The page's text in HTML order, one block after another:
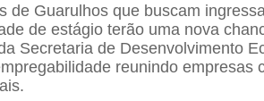
de Guarulhos que buscam
de estágio terão uma nova
Secretaria de Desenvolvimento
reunindo empresas